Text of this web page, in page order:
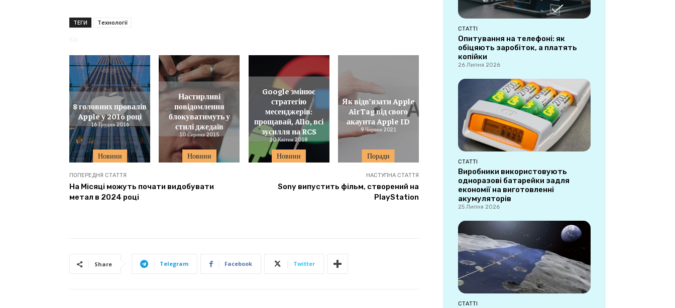
ТЕГИ Технології
Новини
8 головних провалів
Apple у 2016 році
16 Грудня 2016
Новини
Настирливі
повідомлення
блокуватимуть у
стилі джедаїв
10 Серпня 2015
Новини
Google змінює
стратегію
месенджерів:
прощавай, Allo, всі
зусилля на RCS
20 Квітня 2018
Поради
Як відв’язати Apple
AirTag від свого
акаунта Apple ID
9 Червня 2021
ПОПЕРЕДНЯ СТАТТЯ
На Місяці можуть почати видобувати
метал в 2024 році
НАСТУПНА СТАТТЯ
Sony випустить фільм, створений на
PlayStation
Share Telegram Facebook Twitter
СТАТТІ
Опитування на телефоні: як
обіцяють заробіток, а платять
копійки
26 Липня 2026
СТАТТІ
Виробники використовують
одноразові батарейки задля
економії на виготовленні
акумуляторів
25 Липня 2026
СТАТТІ